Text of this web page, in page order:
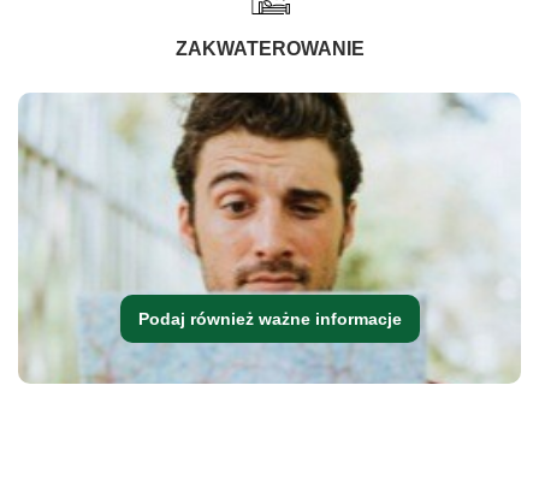
ZAKWATEROWANIE
Podaj również ważne informacje